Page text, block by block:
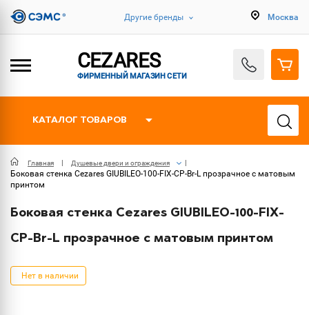
Другие бренды Москва
CEZARES
ФИРМЕННЫЙ МАГАЗИН СЕТИ
КАТАЛОГ ТОВАРОВ
Главная Душевые двери и ограждения
Боковая стенка Cezares GIUBILEO-100-FIX-CP-Br-L прозрачное с матовым
принтом
Боковая стенка Cezares GIUBILEO-100-FIX-
CP-Br-L прозрачное с матовым принтом
Нет в наличии